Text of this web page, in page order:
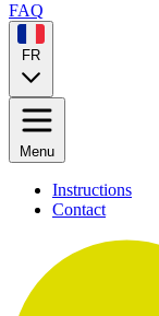
FAQ
FR
Menu
Instructions
Contact